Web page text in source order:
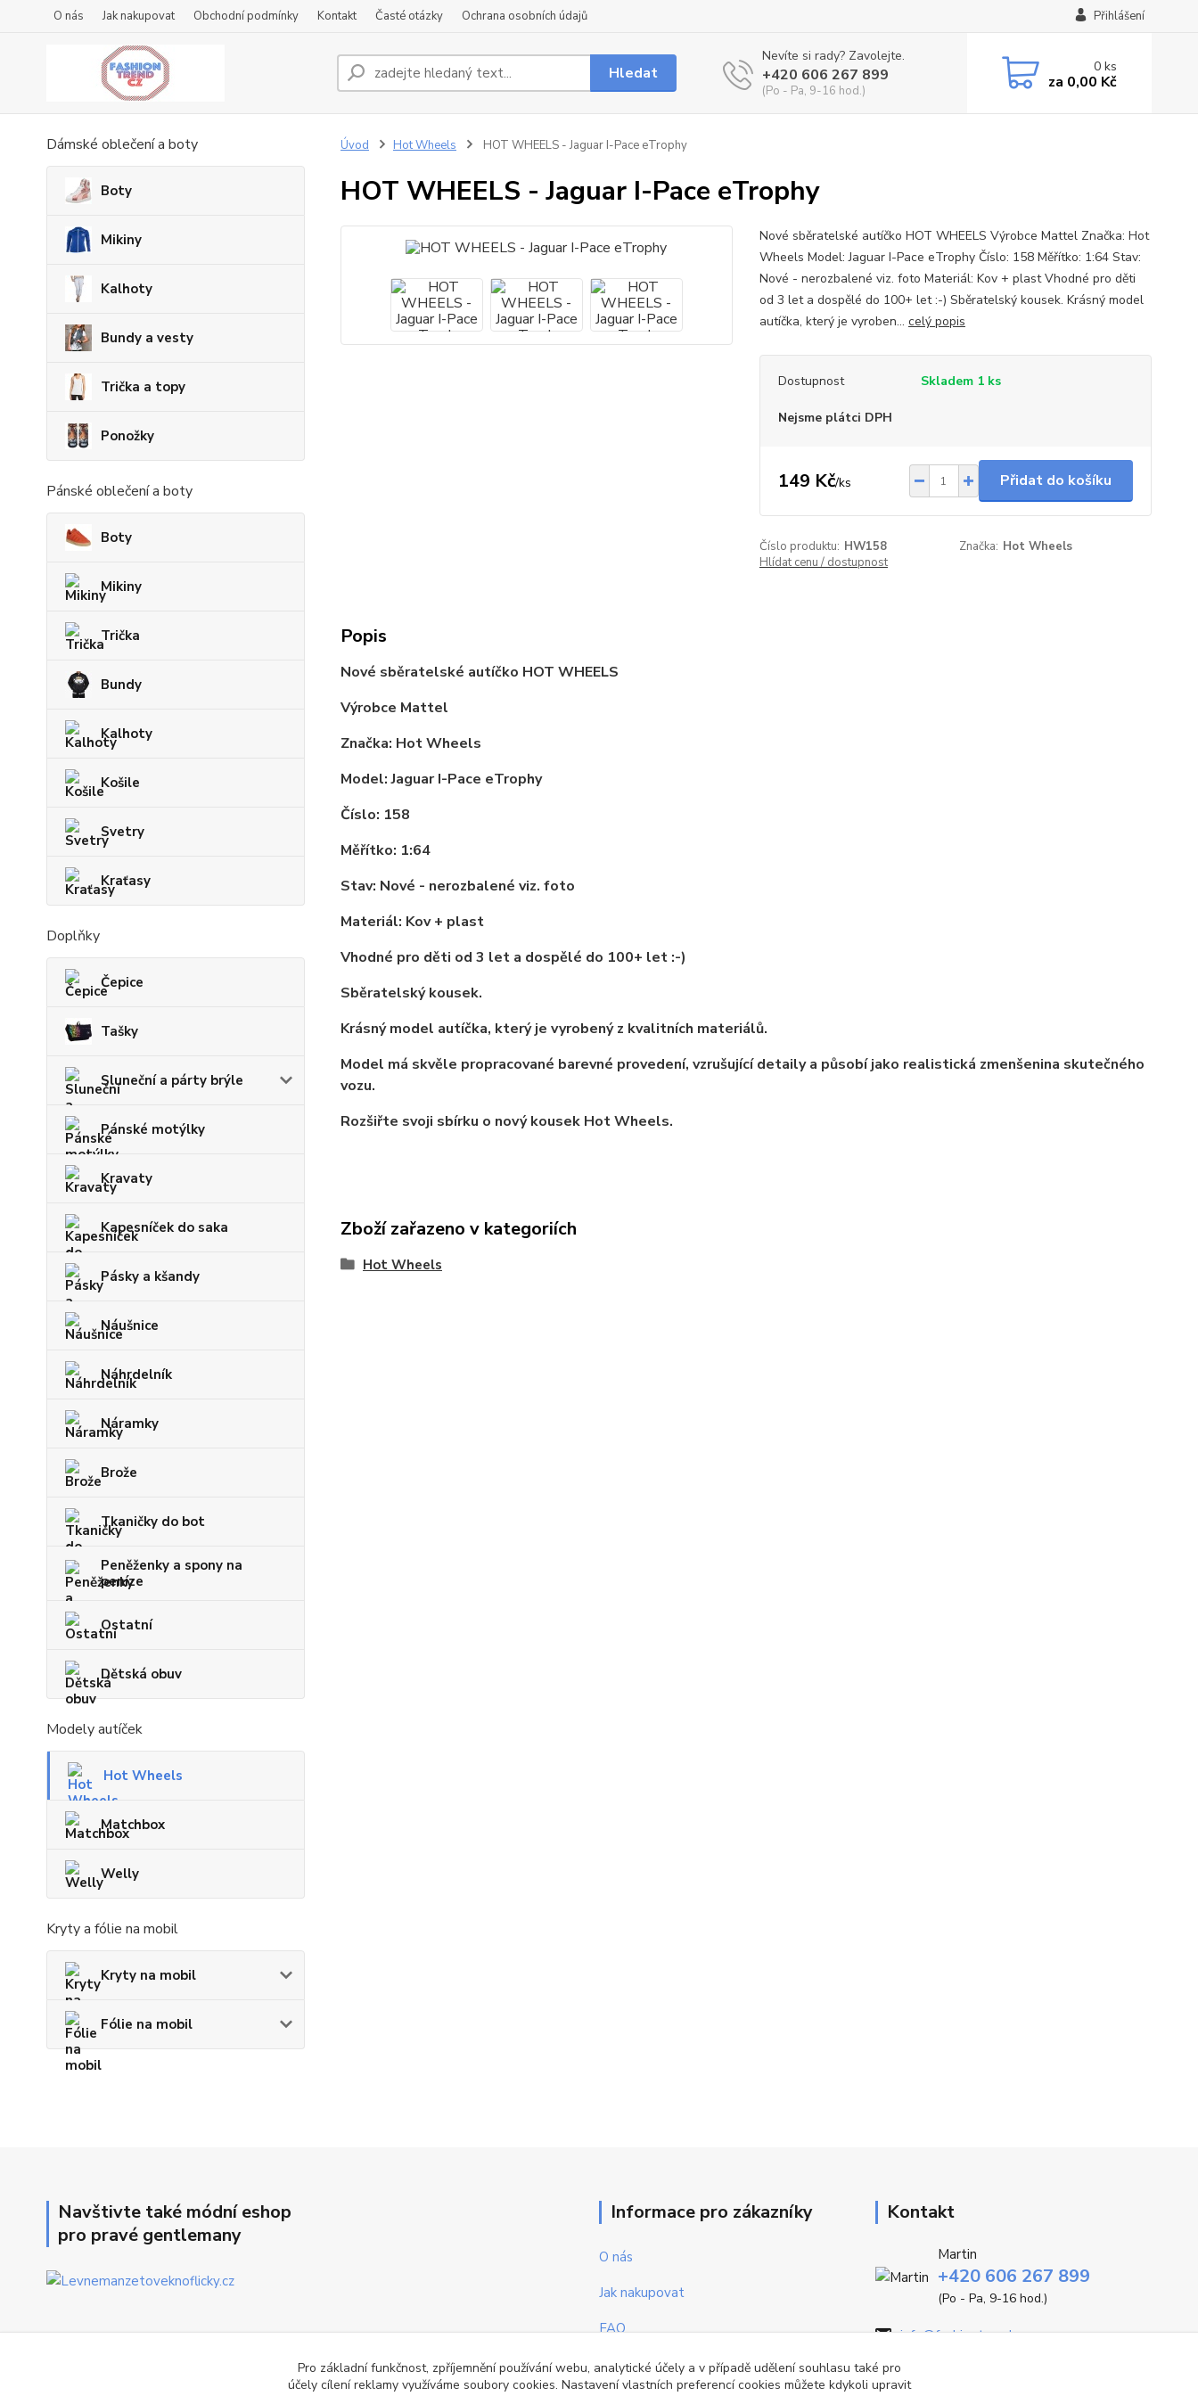
O nás Jak nakupovat Obchodní podmínky Kontakt Časté otázky Ochrana osobních údajů Přihlášení
Hledat
Nevíte si rady? Zavolejte.
+420 606 267 899
(Po - Pa, 9-16 hod.)
0ks
za 0,00 Kč
Dámské oblečení a boty
Boty
Mikiny
Kalhoty
Bundy a vesty
Trička a topy
Ponožky
Pánské oblečení a boty
Boty
Mikiny
Trička
Bundy
Kalhoty
Košile
Svetry
Kraťasy
Doplňky
Čepice
Tašky
Sluneční a párty brýle
Pánské motýlky
Kravaty
Kapesníček do saka
Pásky a kšandy
Náušnice
Náhrdelník
Náramky
Brože
Tkaničky do bot
Peněženky a spony na
peníze
Ostatní
Dětská obuv
Modely autíček
Hot Wheels
Matchbox
Welly
Kryty a fólie na mobil
Kryty na mobil
Fólie na mobil
Úvod Hot Wheels HOT WHEELS - Jaguar I-Pace eTrophy
HOT WHEELS - Jaguar I-Pace eTrophy
Nové sběratelské autíčko HOT WHEELS Výrobce Mattel Značka: Hot
Wheels Model: Jaguar I-Pace eTrophy Číslo: 158 Měřítko: 1:64 Stav:
Nové - nerozbalené viz. foto Materiál: Kov + plast Vhodné pro děti
od 3 let a dospělé do 100+ let :-) Sběratelský kousek. Krásný model
autíčka, který je vyroben... celý popis
Dostupnost Skladem 1 ks
Nejsme plátci DPH
149 Kč/ks Přidat do košíku
Číslo produktu: HW158 Značka: Hot Wheels
Hlídat cenu / dostupnost
Popis
Nové sběratelské autíčko HOT WHEELS
Výrobce Mattel
Značka: Hot Wheels
Model: Jaguar I-Pace eTrophy
Číslo: 158
Měřítko: 1:64
Stav: Nové - nerozbalené viz. foto
Materiál: Kov + plast
Vhodné pro děti od 3 let a dospělé do 100+ let :-)
Sběratelský kousek.
Krásný model autíčka, který je vyrobený z kvalitních materiálů.
Model má skvěle propracované barevné provedení, vzrušující detaily a působí jako realistická zmenšenina skutečného
vozu.
Rozšiřte svoji sbírku o nový kousek Hot Wheels.
Zboží zařazeno v kategoriích
Hot Wheels
Navštivte také módní eshop
pro pravé gentlemany
Informace pro zákazníky
O nás
Jak nakupovat
FAQ
Obchodní podmínky
Kontakt
Martin
+420 606 267 899
(Po - Pa, 9-16 hod.)
info@fashiontrend.cz
Pro základní funkčnost, zpříjemnění používání webu, analytické účely a v případě udělení souhlasu také pro
účely cílení reklamy využíváme soubory cookies. Nastavení vlastních preferencí cookies můžete kdykoli upravit